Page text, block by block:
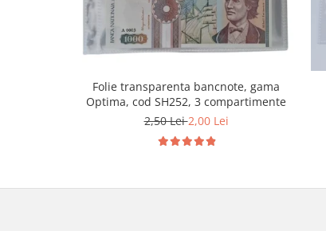
Folie transparenta bancnote, gama
Optima, cod SH252, 3 compartimente
2,50 Lei2,00 Lei